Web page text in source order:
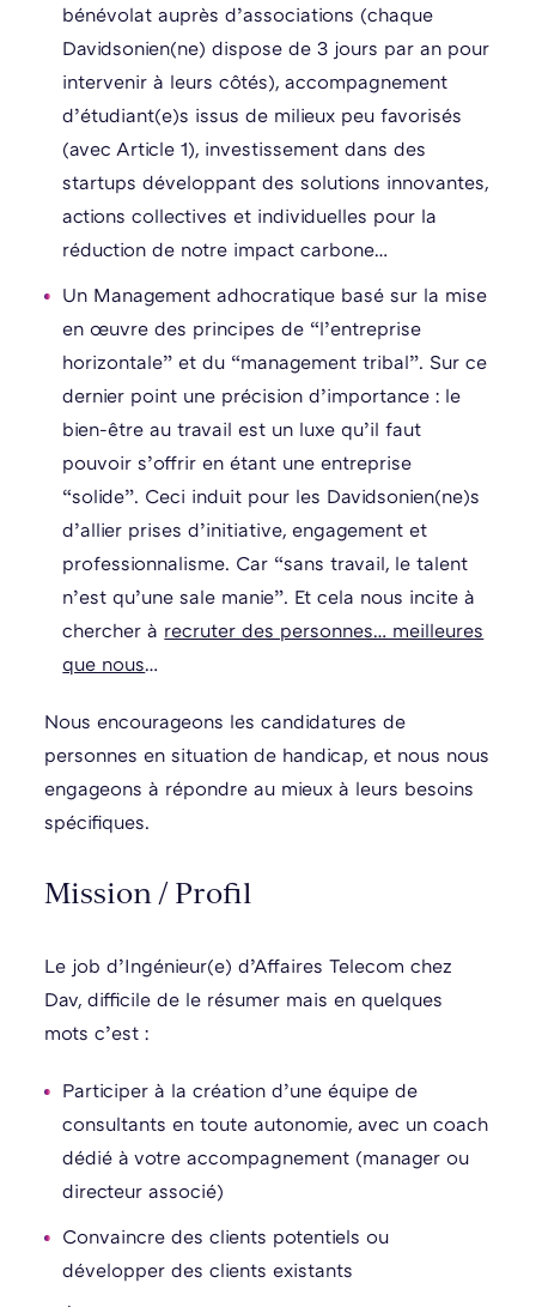
bénévolat auprès d’associations (chaque
Davidsonien(ne) dispose de 3 jours par an pour
intervenir à leurs côtés), accompagnement
d’étudiant(e)s issus de milieux peu favorisés
(avec Article 1), investissement dans des
startups développant des solutions innovantes,
actions collectives et individuelles pour la
réduction de notre impact carbone…
Un Management adhocratique basé sur la mise
en œuvre des principes de “l’entreprise
horizontale” et du “management tribal”. Sur ce
dernier point une précision d’importance : le
bien-être au travail est un luxe qu’il faut
pouvoir s’offrir en étant une entreprise
“solide”. Ceci induit pour les Davidsonien(ne)s
d’allier prises d’initiative, engagement et
professionnalisme. Car “sans travail, le talent
n’est qu’une sale manie”. Et cela nous incite à
chercher à recruter des personnes… meilleures
que nous…
Nous encourageons les candidatures de
personnes en situation de handicap, et nous nous
engageons à répondre au mieux à leurs besoins
spécifiques.
Mission / Profil
Le job d’Ingénieur(e) d’Affaires Telecom chez
Dav, difficile de le résumer mais en quelques
mots c’est :
Participer à la création d’une équipe de
consultants en toute autonomie, avec un coach
dédié à votre accompagnement (manager ou
directeur associé)
Convaincre des clients potentiels ou
développer des clients existants